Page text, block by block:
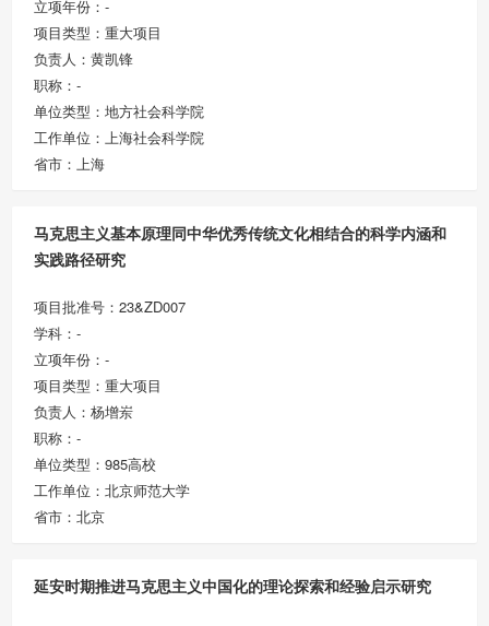
立项年份：-
项目类型：重大项目
负责人：黄凯锋
职称：-
单位类型：地方社会科学院
工作单位：上海社会科学院
省市：上海
马克思主义基本原理同中华优秀传统文化相结合的科学内涵和
实践路径研究
项目批准号：23&ZD007
学科：-
立项年份：-
项目类型：重大项目
负责人：杨增岽
职称：-
单位类型：985高校
工作单位：北京师范大学
省市：北京
延安时期推进马克思主义中国化的理论探索和经验启示研究